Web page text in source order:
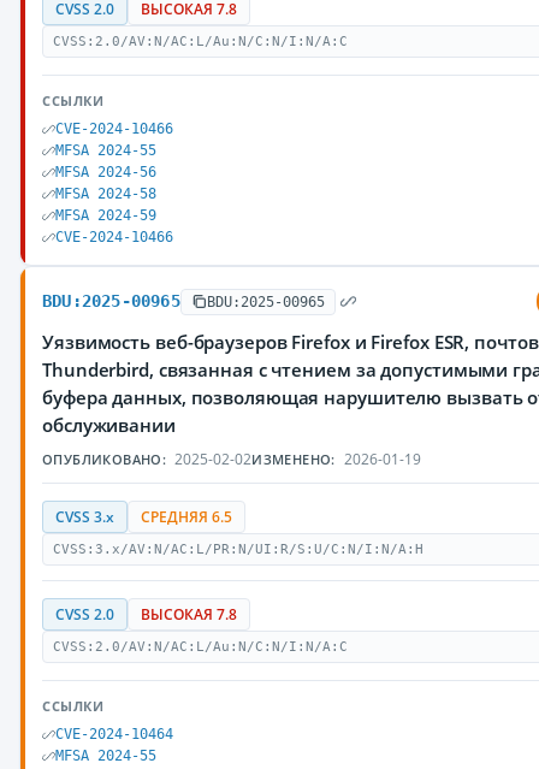
CVSS 2.0 ВЫСОКАЯ 7.8
CVSS:2.0/AV:N/AC:L/Au:N/C:N/I:N/A:C
ССЫЛКИ
CVE-2024-10466
MFSA 2024-55
MFSA 2024-56
MFSA 2024-58
MFSA 2024-59
CVE-2024-10466
BDU:2025-00965 BDU:2025-00965
Уязвимость веб-браузеров Firefox и Firefox ESR,
Thunderbird, связанная с чтением за допустимыми
буфера данных, позволяющая нарушителю вызвать
обслуживании
ОПУБЛИКОВАНО: 2025-02-02ИЗМЕНЕНО: 2026-01-19
CVSS 3.x СРЕДНЯЯ 6.5
CVSS:3.x/AV:N/AC:L/PR:N/UI:R/S:U/C:N/I:N/A:H
CVSS 2.0 ВЫСОКАЯ 7.8
CVSS:2.0/AV:N/AC:L/Au:N/C:N/I:N/A:C
ССЫЛКИ
CVE-2024-10464
MFSA 2024-55